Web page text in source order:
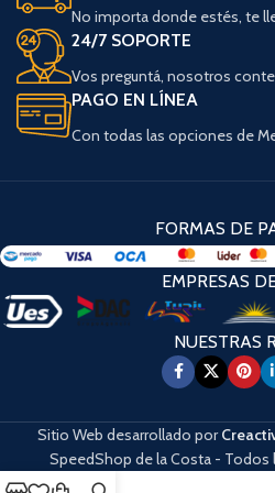
No importa donde estés, te
24/7 SOPORTE
Vos preguntá, nosotros
PAGO EN LÍNEA
Con todas las opciones de
FORMAS DE
EMPRESAS
NUESTRAS
Sitio Web desarrollado por
SpeedShop de la Costa - Todos
Cuando hay resultados